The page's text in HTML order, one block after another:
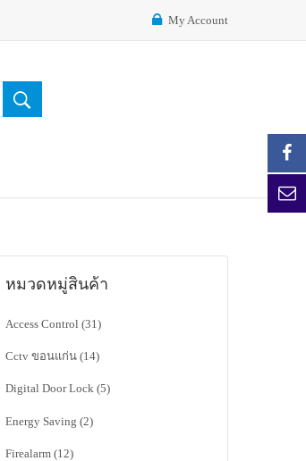
My Account
หมวดหมู่สินค้า
Access Control (31)
Cctv ขอนแก่น (14)
Digital Door Lock (5)
Energy Saving (2)
Firealarm (12)